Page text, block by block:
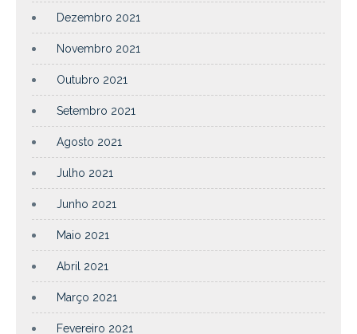
Dezembro 2021
Novembro 2021
Outubro 2021
Setembro 2021
Agosto 2021
Julho 2021
Junho 2021
Maio 2021
Abril 2021
Março 2021
Fevereiro 2021